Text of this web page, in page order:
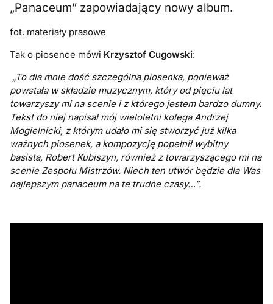
„Panaceum” zapowiadający nowy album.
fot. materiały prasowe
Tak o piosence mówi Krzysztof Cugowski:
„To dla mnie dość szczególna piosenka, ponieważ
powstała w składzie muzycznym, który od pięciu lat
towarzyszy mi na scenie i z którego jestem bardzo dumny.
Tekst do niej napisał mój wieloletni kolega Andrzej
Mogielnicki, z którym udało mi się stworzyć już kilka
ważnych piosenek, a kompozycję popełnił wybitny
basista, Robert Kubiszyn, również z towarzyszącego mi na
scenie Zespołu Mistrzów. Niech ten utwór będzie dla Was
najlepszym panaceum na te trudne czasy…”.